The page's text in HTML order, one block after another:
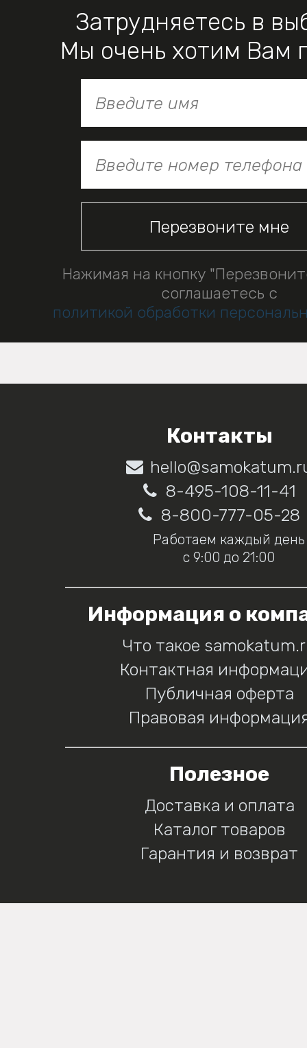
Затрудняетесь в
Мы очень хотим Вам
Нажимая на кнопку
соглашаетесь с
политикой обработки
Контакты
8-495-108-11-41
8-800-777-05-28
Работаем каждый день
с 9:00 до 21:00
Информация о
Что такое
Контактная
Публичная оферта
Правовая
Полезное
Доставка и оплата
Каталог товаров
Гарантия и возврат